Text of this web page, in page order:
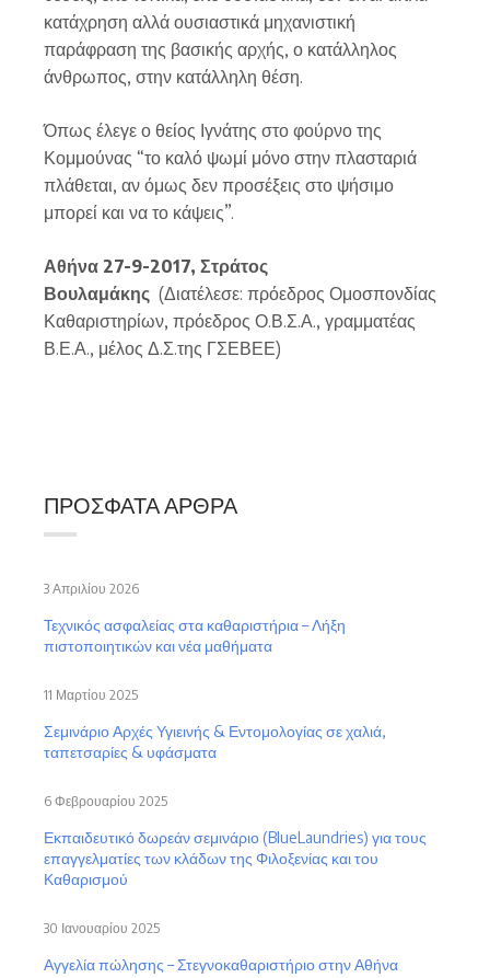
κατάχρηση αλλά ουσιαστικά μηχανιστική
παράφραση της βασικής αρχής, ο κατάλληλος
άνθρωπος, στην κατάλληλη θέση.
Όπως έλεγε ο θείος Ιγνάτης στο φούρνο της
Κομμούνας “το καλό ψωμί μόνο στην πλασταριά
πλάθεται, αν όμως δεν προσέξεις στο ψήσιμο
μπορεί και να το κάψεις”.
Αθήνα 27-9-2017, Στράτος
Βουλαμάκης (Διατέλεσε: πρόεδρος Ομοσπονδίας
Καθαριστηρίων, πρόεδρος Ο.Β.Σ.Α., γραμματέας
Β.Ε.Α., μέλος Δ.Σ.της ΓΣΕΒΕΕ)
ΠΡΌΣΦΑΤΑ ΆΡΘΡΑ
Τεχνικός ασφαλείας στα καθαριστήρια – Λήξη
πιστοποιητικών και νέα μαθήματα
3 Απριλίου 2026
Σεμινάριο Αρχές Υγιεινής & Εντομολογίας σε χαλιά,
ταπετσαρίες & υφάσματα
11 Μαρτίου 2025
Εκπαιδευτικό δωρεάν σεμινάριο (BlueLaundries) για τους
επαγγελματίες των κλάδων της Φιλοξενίας και του
Καθαρισμού
6 Φεβρουαρίου 2025
Αγγελία πώλησης – Στεγνοκαθαριστήριο στην Αθήνα
30 Ιανουαρίου 2025